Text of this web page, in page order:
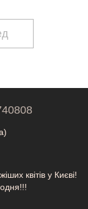
квітів у Києві!